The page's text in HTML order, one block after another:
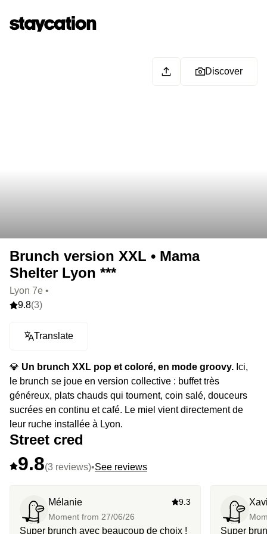
Discover
Brunch version XXL • Mama
Shelter Lyon ***
Lyon 7e •
9.8(3)
Translate
💎 Un brunch XXL pop et coloré, en mode groovy. Ici,
le brunch se joue en version collective : buffet très
généreux, plats chauds qui tournent, coin salé, douceurs
sucrées en continu et café. Le miel vient directement de
leur ruche installée à Lyon.
Street cred
9.8(3 reviews)•See reviews
Mélanie
Moment from 27/06/26
9.3
Super brunch avec beaucoup de choix ! Super